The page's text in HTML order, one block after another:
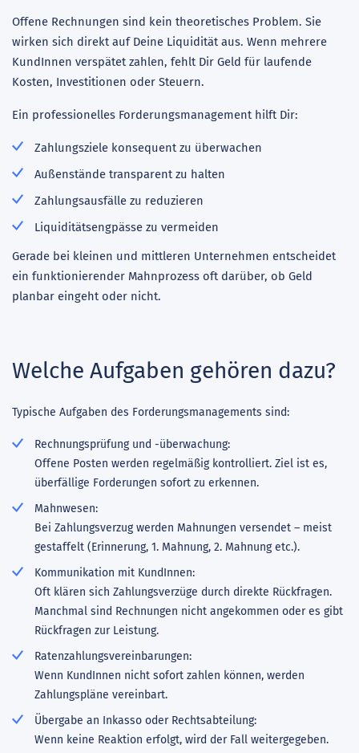
Offene Rechnungen sind kein theoretisches Problem. Sie
wirken sich direkt auf Deine Liquidität aus. Wenn mehrere
KundInnen verspätet zahlen, fehlt Dir Geld für laufende
Kosten, Investitionen oder Steuern.
Ein professionelles Forderungsmanagement hilft Dir:
Zahlungsziele konsequent zu überwachen
Außenstände transparent zu halten
Zahlungsausfälle zu reduzieren
Liquiditätsengpässe zu vermeiden
Gerade bei kleinen und mittleren Unternehmen entscheidet
ein funktionierender Mahnprozess oft darüber, ob Geld
planbar eingeht oder nicht.
Welche Aufgaben gehören dazu?
Typische Aufgaben des Forderungsmanagements sind:
Rechnungsprüfung und -überwachung:
Offene Posten werden regelmäßig kontrolliert. Ziel ist es,
überfällige Forderungen sofort zu erkennen.
Mahnwesen:
Bei Zahlungsverzug werden Mahnungen versendet – meist
gestaffelt (Erinnerung, 1. Mahnung, 2. Mahnung etc.).
Kommunikation mit KundInnen:
Oft klären sich Zahlungsverzüge durch direkte Rückfragen.
Manchmal sind Rechnungen nicht angekommen oder es gibt
Rückfragen zur Leistung.
Ratenzahlungsvereinbarungen:
Wenn KundInnen nicht sofort zahlen können, werden
Zahlungspläne vereinbart.
Übergabe an Inkasso oder Rechtsabteilung:
Wenn keine Reaktion erfolgt, wird der Fall weitergegeben.